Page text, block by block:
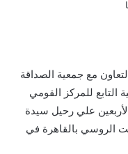
مع جمعية الصداقة
التابع للمركز القومي
الأربعين علي رحيل سيدة
الروسي بالقاهرة في